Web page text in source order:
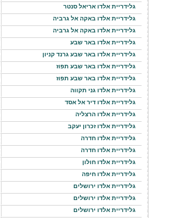
גלידריית אלדו אריאל סנטר
גלידריית אלדו באקה אל גרביה
גלידריית אלדו באקה אל גרביה
גלידריית אלדו באר שבע
גלידריית אלדו באר שבע גרנד קניון
גלידריית אלדו באר שבע תפוז
גלידריית אלדו באר שבע תפוז
גלידריית אלדו גני תקווה
גלידריית אלדו דיר אל אסד
גלידריית אלדו הרצליה
גלידריית אלדו זכרון יעקב
גלידריית אלדו חדרה
גלידריית אלדו חדרה
גלידריית אלדו חולון
גלידריית אלדו חיפה
גלידריית אלדו ירושלים
גלידריית אלדו ירושלים
גלידריית אלדו ירושלים